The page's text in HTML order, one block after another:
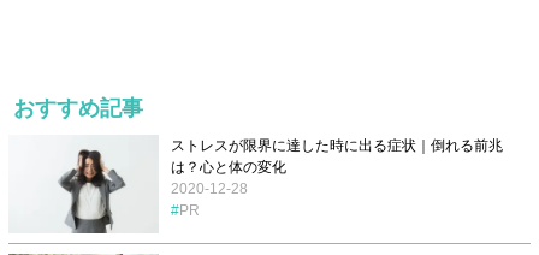
おすすめ記事
ストレスが限界に達した時に出る症状｜倒れる前兆
は？心と体の変化
2020-12-28
PR